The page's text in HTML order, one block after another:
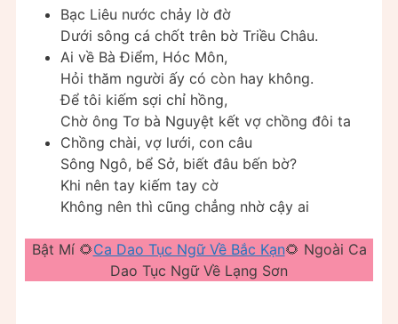
Bạc Liêu nước chảy lờ đờ
Dưới sông cá chốt trên bờ Triều Châu.
Ai về Bà Điểm, Hóc Môn,
Hỏi thăm người ấy có còn hay không.
Để tôi kiếm sợi chỉ hồng,
Chờ ông Tơ bà Nguyệt kết vợ chồng đôi ta
Chồng chài, vợ lưới, con câu
Sông Ngô, bể Sở, biết đâu bến bờ?
Khi nên tay kiếm tay cờ
Không nên thì cũng chẳng nhờ cậy ai
Bật Mí 🌻Ca Dao Tục Ngữ Về Bắc Kạn🌻 Ngoài Ca
Dao Tục Ngữ Về Lạng Sơn